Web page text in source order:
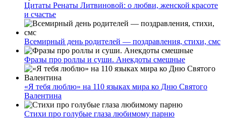
Цитаты Ренаты Литвиновой: о любви, женской красоте
и счастье
Всемирный день родителей — поздравления, стихи, смс
Фразы про роллы и суши. Анекдоты смешные
«Я тебя люблю» на 110 языках мира ко Дню Святого
Валентина
Стихи про голубые глаза любимому парню